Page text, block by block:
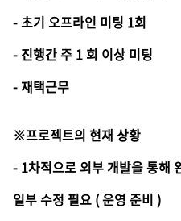
- 초기 오프라인 미팅 1회
- 진행간 주 1 회 이상 미팅
- 재택근무
※프로젝트의 현재 상황
- 1차적으로 외부 개발을 통해
일부 수정 필요 ( 운영 준비 )